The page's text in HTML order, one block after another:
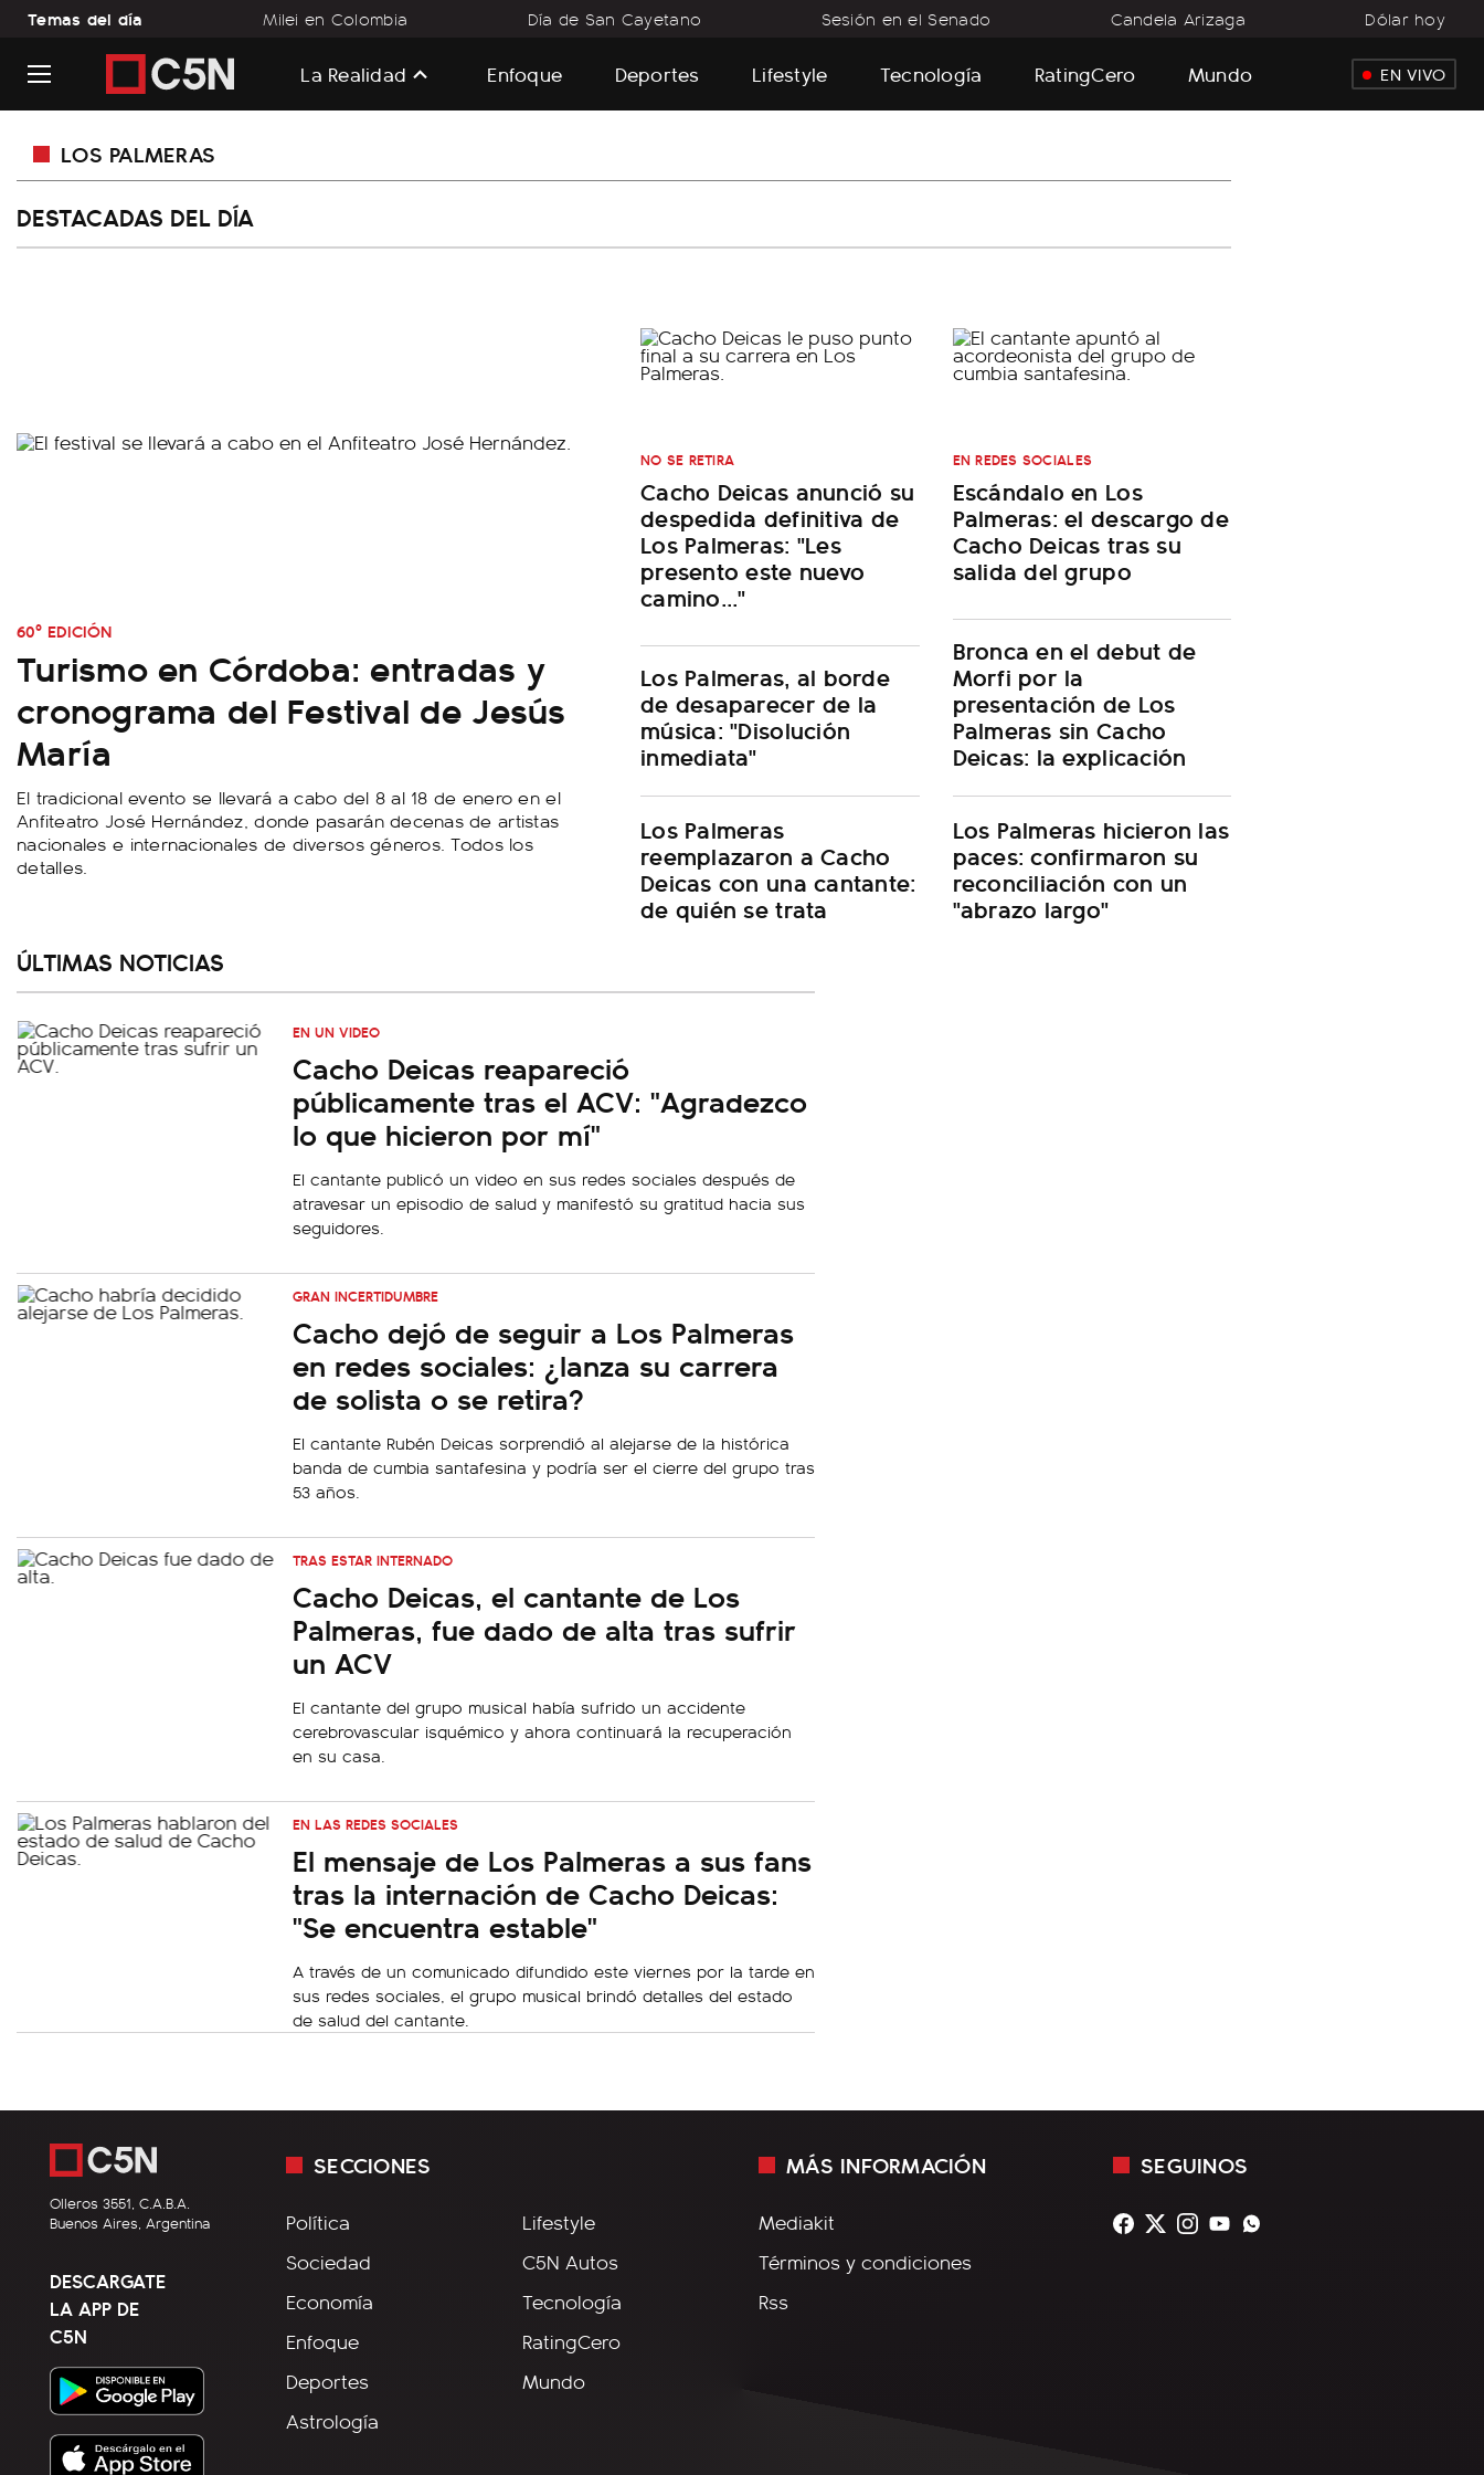
Temas del día Milei en Colombia Día de San Cayetano Sesión en el Senado Candela Arizaga Dólar hoy
La Realidad Enfoque Deportes Lifestyle Tecnología RatingCero Mundo EN VIVO
LOS PALMERAS
DESTACADAS DEL DÍA
60º EDICIÓN
Turismo en Córdoba: entradas y
cronograma del Festival de Jesús
María
El tradicional evento se llevará a cabo del 8 al 18 de enero en el
Anfiteatro José Hernández, donde pasarán decenas de artistas
nacionales e internacionales de diversos géneros. Todos los
detalles.
NO SE RETIRA
Cacho Deicas anunció su
despedida definitiva de
Los Palmeras: "Les
presento este nuevo
camino..."
Los Palmeras, al borde
de desaparecer de la
música: "Disolución
inmediata"
Los Palmeras
reemplazaron a Cacho
Deicas con una cantante:
de quién se trata
EN REDES SOCIALES
Escándalo en Los
Palmeras: el descargo de
Cacho Deicas tras su
salida del grupo
Bronca en el debut de
Morfi por la
presentación de Los
Palmeras sin Cacho
Deicas: la explicación
Los Palmeras hicieron las
paces: confirmaron su
reconciliación con un
"abrazo largo"
ÚLTIMAS NOTICIAS
EN UN VIDEO
Cacho Deicas reapareció
públicamente tras el ACV: "Agradezco
lo que hicieron por mí"
El cantante publicó un video en sus redes sociales después de
atravesar un episodio de salud y manifestó su gratitud hacia sus
seguidores.
GRAN INCERTIDUMBRE
Cacho dejó de seguir a Los Palmeras
en redes sociales: ¿lanza su carrera
de solista o se retira?
El cantante Rubén Deicas sorprendió al alejarse de la histórica
banda de cumbia santafesina y podría ser el cierre del grupo tras
53 años.
TRAS ESTAR INTERNADO
Cacho Deicas, el cantante de Los
Palmeras, fue dado de alta tras sufrir
un ACV
El cantante del grupo musical había sufrido un accidente
cerebrovascular isquémico y ahora continuará la recuperación
en su casa.
EN LAS REDES SOCIALES
El mensaje de Los Palmeras a sus fans
tras la internación de Cacho Deicas:
"Se encuentra estable"
A través de un comunicado difundido este viernes por la tarde en
sus redes sociales, el grupo musical brindó detalles del estado
de salud del cantante.
Olleros 3551, C.A.B.A.
Buenos Aires, Argentina
DESCARGATE
LA APP DE
C5N
SECCIONES
Política
Sociedad
Economía
Enfoque
Deportes
Astrología
Lifestyle
C5N Autos
Tecnología
RatingCero
Mundo
MÁS INFORMACIÓN
Mediakit
Términos y condiciones
Rss
SEGUINOS